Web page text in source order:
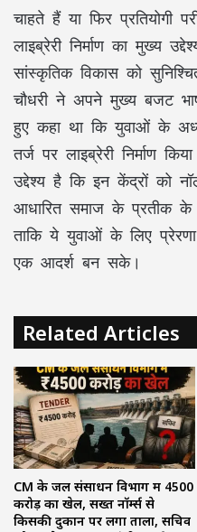
चाहते हैं या फिर प्रतियोगी
लाइब्रेरी निर्माण का मुख्य
सांस्कृतिक विकास को
चौधरी ने अपने मुख्य बजट
हुए कहा था कि युवाओं के
तर्ज पर लाइब्रेरी निर्माण
उद्देश्य है कि इन केंद्रों को
आधारित समाज के प्रतीक के
ताकि ये युवाओं के लिए
एक आदर्श बन सके।
Related Articles
CM के जल संसाधन विभाग में ₹4500
करोड़ का खेल, सख्त नॉर्म्स से
किसकी दुकान पर लगा ताला, सचिव